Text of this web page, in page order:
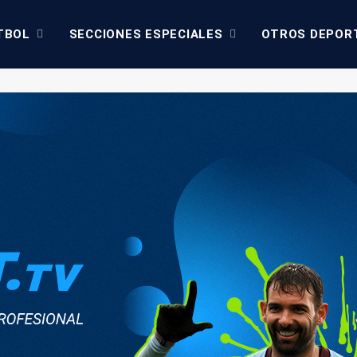
SECCIONES ESPECIALES OTROS